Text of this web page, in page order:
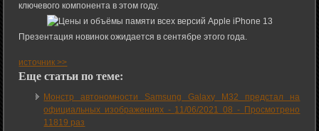
ключевого компонента в этом году.
Презентация новинок ожидается в сентябре этого года.
источник >>
Еще статьи по теме:
Монстр автономности Samsung Galaxy M32 предстал на
официальных изображениях - 11/06/2021 08 - Просмотрено
11819 раз